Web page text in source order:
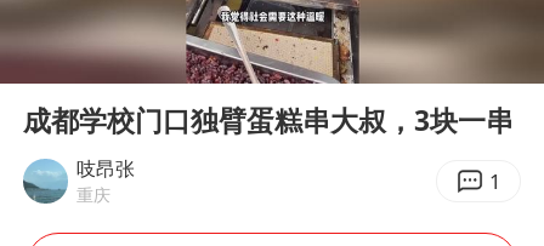
名创优品一次性内裤 颜面尽失
白海豚将正面袭击贯穿浙江
视频丨中国东方电气集团原党组副书记、董事宋致远被查
Play
00:00
成都学校门口独臂蛋糕串大叔，3块一串
吱昂张
重庆 1